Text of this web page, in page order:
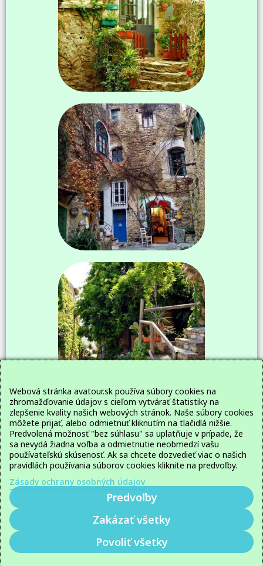
Cestovanie ako zážitok
Ozvite sa nám Sledujte nás
Webová stránka avatour.sk používa súbory cookies na
zhromažďovanie údajov s cieľom vytvárať štatistiky na
zlepšenie kvality našich webových stránok. Naše súbory cookies
môžete prijať, alebo odmietnuť kliknutím na tlačidlá nižšie.
Predvolená možnosť "bez súhlasu" sa uplatňuje v prípade, že
sa nevydá žiadna voľba a odmietnutie neobmedzí vašu
používateľskú skúsenosť. Ak sa chcete dozvedieť viac o našich
pravidlách používania súborov cookies kliknite na predvoľby.
Zásady ochrany osobných údajov
Predvoľby
Zakázať všetky
Povoliť všetky